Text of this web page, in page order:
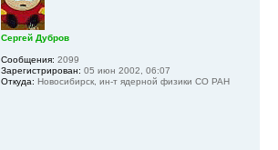
Сергей Дубров
Сообщения: 2099
Зарегистрирован: 05 июн 2002, 06:07
Откуда: Новосибирск, ин-т ядерной физики СО РАН